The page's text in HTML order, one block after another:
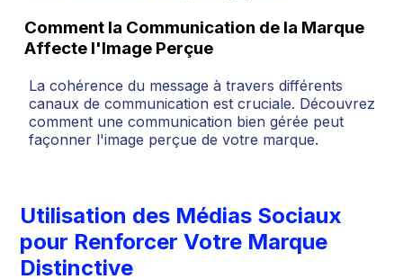
Comment la Communication de la Marque
Affecte l'Image Perçue
La cohérence du message à travers différents
canaux de communication est cruciale. Découvrez
comment une communication bien gérée peut
façonner l'image perçue de votre marque.
Utilisation des Médias Sociaux
pour Renforcer Votre Marque
Distinctive